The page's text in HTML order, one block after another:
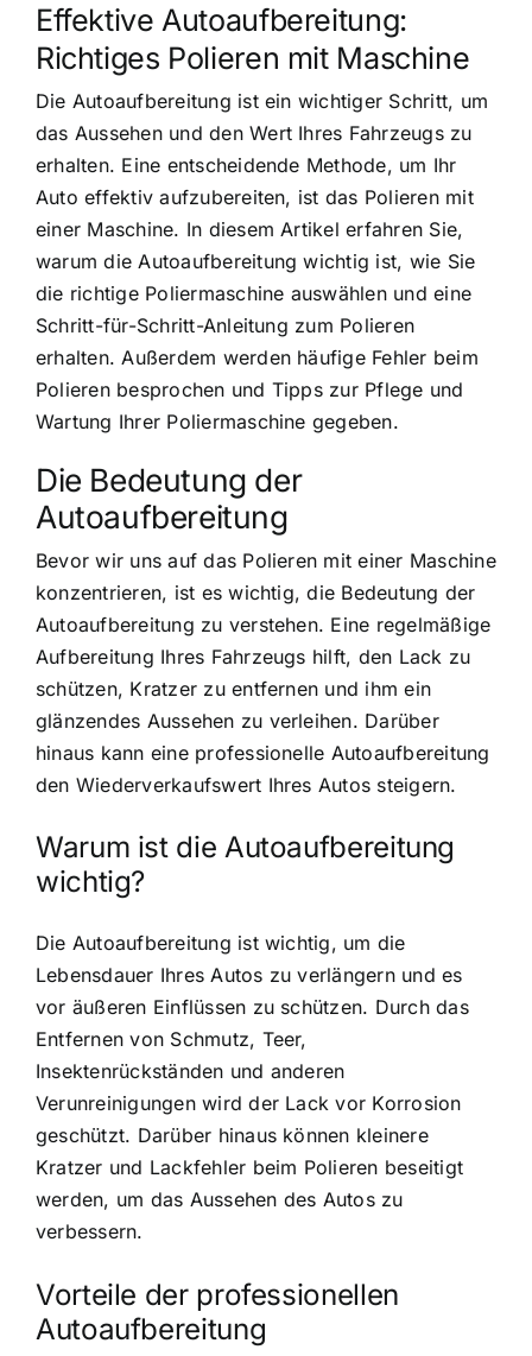
Effektive Autoaufbereitung:
Richtiges Polieren mit Maschine
Die Autoaufbereitung ist ein wichtiger Schritt, um
das Aussehen und den Wert Ihres Fahrzeugs zu
erhalten. Eine entscheidende Methode, um Ihr
Auto effektiv aufzubereiten, ist das Polieren mit
einer Maschine. In diesem Artikel erfahren Sie,
warum die Autoaufbereitung wichtig ist, wie Sie
die richtige Poliermaschine auswählen und eine
Schritt-für-Schritt-Anleitung zum Polieren
erhalten. Außerdem werden häufige Fehler beim
Polieren besprochen und Tipps zur Pflege und
Wartung Ihrer Poliermaschine gegeben.
Die Bedeutung der
Autoaufbereitung
Bevor wir uns auf das Polieren mit einer Maschine
konzentrieren, ist es wichtig, die Bedeutung der
Autoaufbereitung zu verstehen. Eine regelmäßige
Aufbereitung Ihres Fahrzeugs hilft, den Lack zu
schützen, Kratzer zu entfernen und ihm ein
glänzendes Aussehen zu verleihen. Darüber
hinaus kann eine professionelle Autoaufbereitung
den Wiederverkaufswert Ihres Autos steigern.
Warum ist die Autoaufbereitung
wichtig?
Die Autoaufbereitung ist wichtig, um die
Lebensdauer Ihres Autos zu verlängern und es
vor äußeren Einflüssen zu schützen. Durch das
Entfernen von Schmutz, Teer,
Insektenrückständen und anderen
Verunreinigungen wird der Lack vor Korrosion
geschützt. Darüber hinaus können kleinere
Kratzer und Lackfehler beim Polieren beseitigt
werden, um das Aussehen des Autos zu
verbessern.
Vorteile der professionellen
Autoaufbereitung